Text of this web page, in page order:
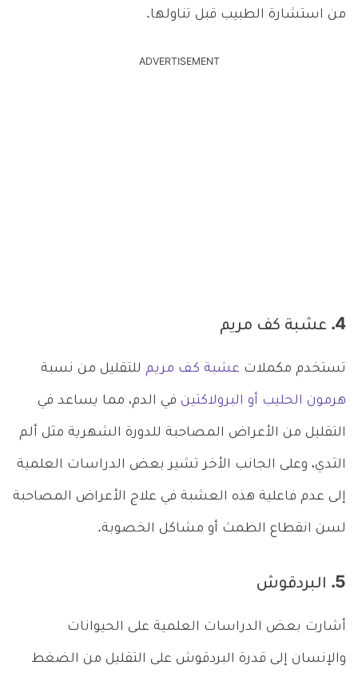
من استشارة الطبيب قبل تناولها.
ADVERTISEMENT
4. عشبة كف مريم
تستخدم مكملات عشبة كف مريم للتقليل من نسبة
هرمون الحليب أو البرولاكتين في الدم، مما يساعد في
التقليل من الأعراض المصاحبة للدورة الشهرية مثل ألم
الثدي، وعلى الجانب الأخر تشير بعض الدراسات العلمية
إلى عدم فاعلية هذه العشبة في علاج الأعراض المصاحبة
لسن انقطاع الطمث أو مشاكل الخصوبة.
5. البردقوش
أشارت بعض الدراسات العلمية على الحيوانات
والإنسان إلى قدرة البردقوش على التقليل من الضغط